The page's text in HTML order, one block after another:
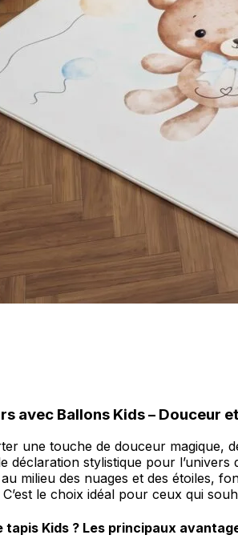
avec Ballons Kids – Douceur
une touche de douceur magique,
déclaration stylistique pour
milieu des nuages et des étoiles,
C’est le choix idéal pour ceux qui
tapis Kids ? Les principaux
Indispensables
Les cookies indispensables
ne stockent aucune donnée
Préférences
Les cookies liés aux
comme votre langue préférée